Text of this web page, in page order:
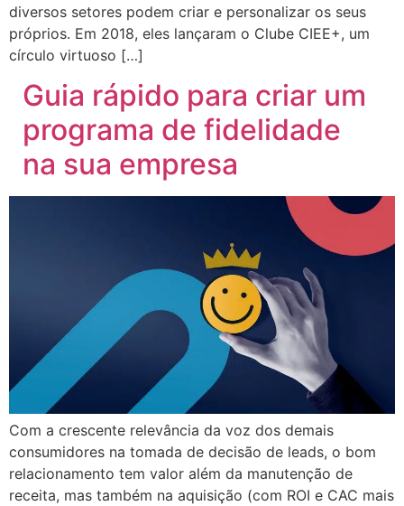
diversos setores podem criar e personalizar os seus
próprios. Em 2018, eles lançaram o Clube CIEE+, um
círculo virtuoso […]
Guia rápido para criar um
programa de fidelidade
na sua empresa
Com a crescente relevância da voz dos demais
consumidores na tomada de decisão de leads, o bom
relacionamento tem valor além da manutenção de
receita, mas também na aquisição (com ROI e CAC mais